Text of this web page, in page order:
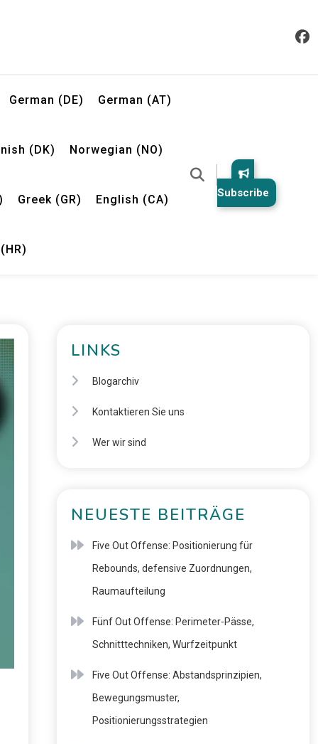
German (DE) German (AT)
(DK) Norwegian (NO)
Greek (GR) English (CA) Subscribe
LINKS
Blogarchiv
Kontaktieren Sie uns
Wer wir sind
NEUESTE BEITRÄGE
Five Out Offense: Positionierung für
Rebounds, defensive Zuordnungen,
Raumaufteilung
Fünf Out Offense: Perimeter-Pässe,
Schnitttechniken, Wurfzeitpunkt
Five Out Offense: Abstandsprinzipien,
Bewegungsmuster,
Positionierungsstrategien